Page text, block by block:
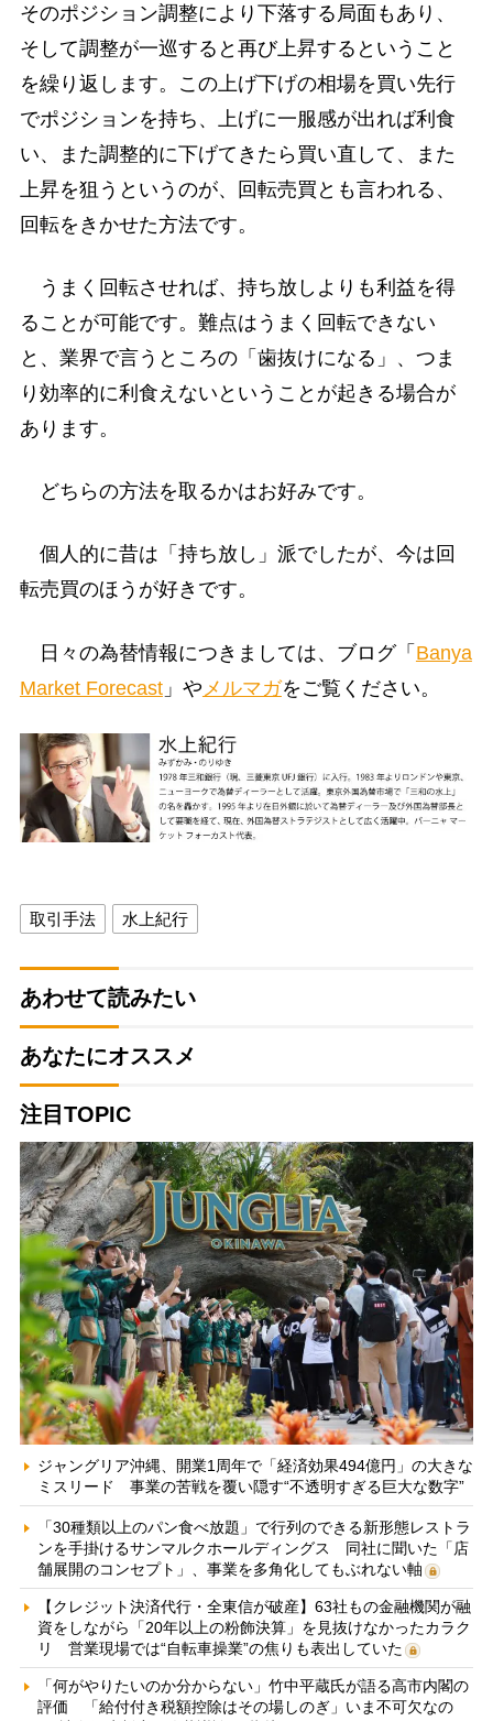
そのポジション調整により下落する局面もあり、
そして調整が一巡すると再び上昇するということ
を繰り返します。この上げ下げの相場を買い先行
でポジションを持ち、上げに一服感が出れば利食
い、また調整的に下げてきたら買い直して、また
上昇を狙うというのが、回転売買とも言われる、
回転をきかせた方法です。
うまく回転させれば、持ち放しよりも利益を得
ることが可能です。難点はうまく回転できない
と、業界で言うところの「歯抜けになる」、つま
り効率的に利食えないということが起きる場合が
あります。
どちらの方法を取るかはお好みです。
個人的に昔は「持ち放し」派でしたが、今は回
転売買のほうが好きです。
日々の為替情報につきましては、ブログ「 Banya
Market Forecast」や メルマガをご覧ください。
取引手法 水上紀行
あわせて読みたい
あなたにオススメ
注目TOPIC
ジャングリア沖縄、開業1周年で「経済効果494億円」の大きな
ミスリード 事業の苦戦を覆い隠す“不透明すぎる巨大な数字”
「30種類以上のパン食べ放題」で行列のできる新形態レストラ
ンを手掛けるサンマルクホールディングス 同社に聞いた「店
舗展開のコンセプト」、事業を多角化してもぶれない軸
【クレジット決済代行・全東信が破産】63社もの金融機関が融
資をしながら「20年以上の粉飾決算」を見抜けなかったカラク
リ 営業現場では“自転車操業”の焦りも表出していた
「何がやりたいのか分からない」竹中平蔵氏が語る高市内閣の
評価 「給付付き税額控除はその場しのぎ」いま不可欠なの